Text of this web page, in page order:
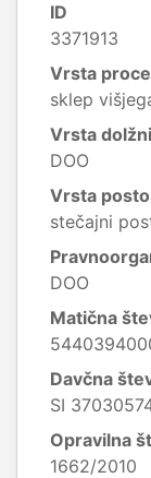
ID
3371913
Vrsta
sklep
Vrsta
DOO
Vrsta
stečajni
DOO
Matična
Davčna
SI
Opravilna
1662/2010